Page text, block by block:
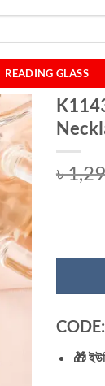
READING GLASS
৳
🎁